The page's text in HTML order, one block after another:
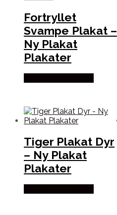
Fortryllet
Svampe Plakat –
Ny Plakat
Plakater
Tiger Plakat Dyr
– Ny Plakat
Plakater